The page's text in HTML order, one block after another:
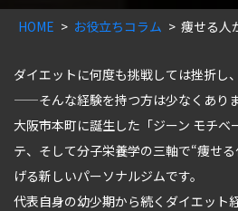
HOME お役立ちコラム 痩せる人
ダイエットに何度も挑戦しては挫折し
——そんな経験を持つ方は少なくありま
大阪市本町に誕生した「ジーン モチベ
テ、そして分子栄養学の三軸で“痩せ
げる新しいパーソナルジムです。
代表自身の幼少期から続くダイエット